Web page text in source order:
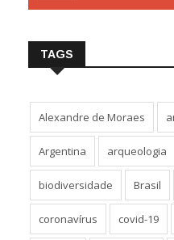
TAGS
Alexandre de Moraes
Argentina arqueologia
biodiversidade Brasil
coronavírus covid-19